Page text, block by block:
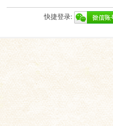
快捷登录: